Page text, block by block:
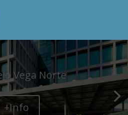
Vega Norte
+Info